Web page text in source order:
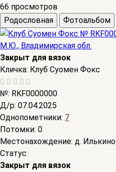
66 просмотров
Родословная
Фотоальбом
Закрыт для вязок
Кличка: Клуб Суомен Фокс
№: RKF0000000
Д/р: 07.04.2025
Однопометники: 7
Потомки: 0
Местонахождение: д. Илькино
Статус:
Закрыт для вязок